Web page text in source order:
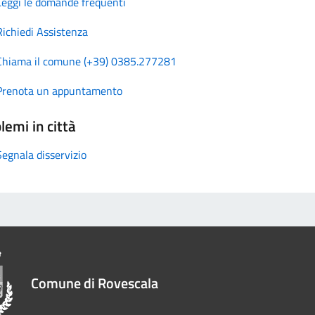
Assistenza
il comune (+39) 0385.277281
un appuntamento
in città
disservizio
Comune di Rovescala